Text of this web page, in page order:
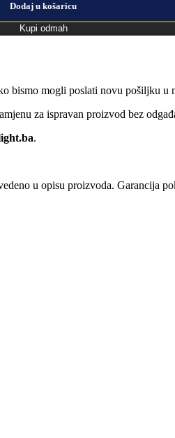
Dodaj u košaricu
Kupi odmah
bismo mogli poslati novu pošiljku u
za ispravan proizvod bez
.
u opisu proizvoda. Garancija